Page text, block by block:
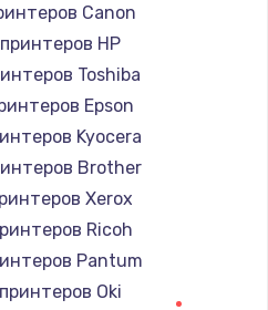
Canon
HP
Toshiba
Epson
Kyocera
Brother
Xerox
Ricoh
Pantum
Oki